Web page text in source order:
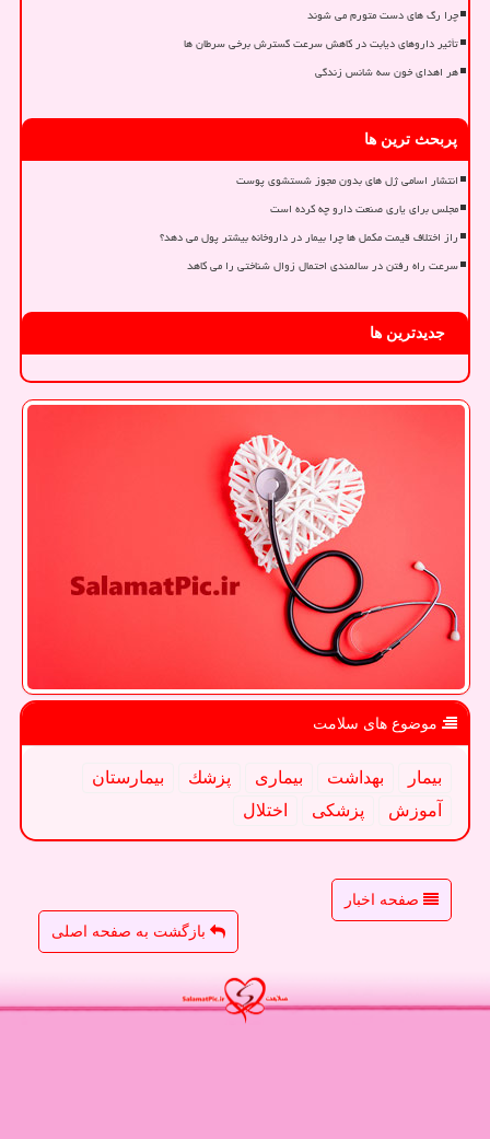
چرا رگ های دست متورم می شوند
تأثیر داروهای دیابت در کاهش سرعت گسترش برخی سرطان ها
هر اهدای خون سه شانس زندگی
پربحث ترین ها
انتشار اسامی ژل های بدون مجوز شستشوی پوست
مجلس برای یاری صنعت دارو چه کرده است
راز اختلاف قیمت مکمل ها چرا بیمار در داروخانه بیشتر پول می دهد؟
سرعت راه رفتن در سالمندی احتمال زوال شناختی را می کاهد
جدیدترین ها
موضوع های سلامت
بیمار بهداشت بیماری پزشك
بیمارستان
آموزش
پزشكی اختلال
صفحه اخبار
بازگشت به صفحه اصلی